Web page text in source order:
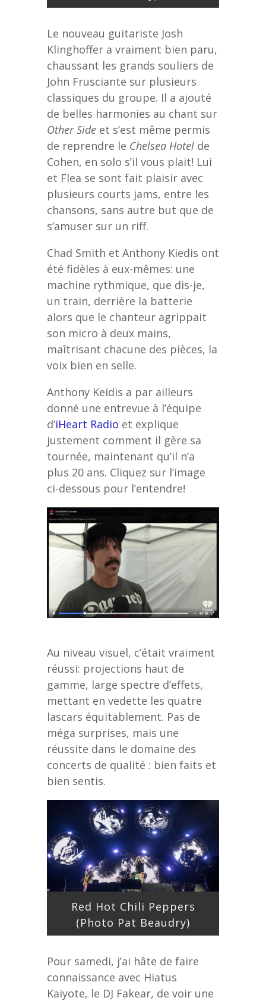
Le nouveau guitariste Josh
Klinghoffer a vraiment bien paru,
chaussant les grands souliers de
John Frusciante sur plusieurs
classiques du groupe. Il a ajouté
de belles harmonies au chant sur
Other Side et s’est même permis
de reprendre le Chelsea Hotel de
Cohen, en solo s’il vous plait! Lui
et Flea se sont fait plaisir avec
plusieurs courts jams, entre les
chansons, sans autre but que de
s’amuser sur un riff.
Chad Smith et Anthony Kiedis ont
été fidèles à eux-mêmes: une
machine rythmique, que dis-je,
un train, derrière la batterie
alors que le chanteur agrippait
son micro à deux mains,
maîtrisant chacune des pièces, la
voix bien en selle.
Anthony Keidis a par ailleurs
donné une entrevue à l’équipe
d’iHeart Radio et explique
justement comment il gère sa
tournée, maintenant qu’il n’a
plus 20 ans. Cliquez sur l’image
ci-dessous pour l’entendre!
Au niveau visuel, c’était vraiment
réussi: projections haut de
gamme, large spectre d’effets,
mettant en vedette les quatre
lascars équitablement. Pas de
méga surprises, mais une
réussite dans le domaine des
concerts de qualité : bien faits et
bien sentis.
Red Hot Chili Peppers
(Photo Pat Beaudry)
Pour samedi, j’ai hâte de faire
connaissance avec Hiatus
Kaiyote, le DJ Fakear, de voir une